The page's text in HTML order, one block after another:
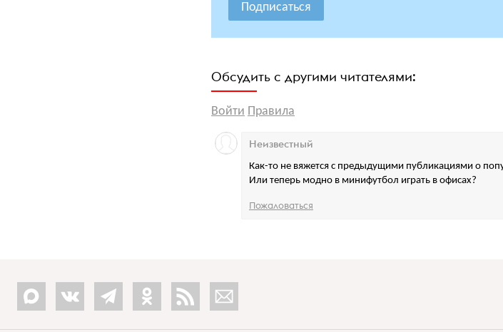
Подписаться
Обсудить с другими читателями:
Войти Правила
Как-то не вяжется с предыдущими публикациями о
Или теперь модно в минифутбол играть в офисах?
Неизвестный
Пожаловаться